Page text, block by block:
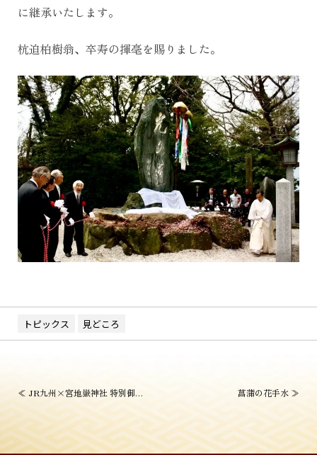
に継承いたします。
杭迫柏樹翁、卒寿の揮毫を賜りました。
トピックス 見どころ
投
稿
ナ
≪ JR九州×宮地嶽神社 特別御朱印 菖蒲の花手水 ≫